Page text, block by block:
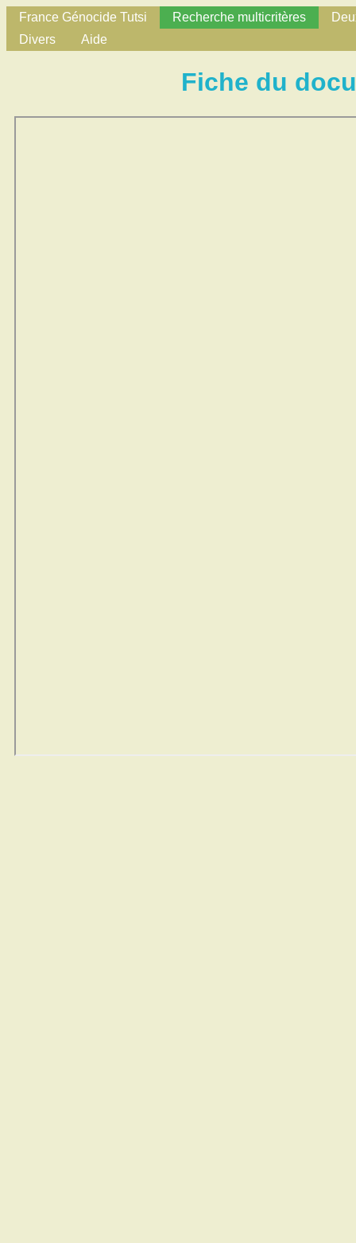
France Génocide Tutsi Recherche multicritères
Divers
Aide
Fiche du